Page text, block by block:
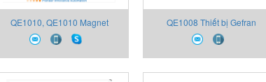
QE1010, QE1010 Magnet
mount strain sensor, Thiết bị
Gefran, Đại lý Thiết bị Gefran
QE1008 Thiết bị Gefran